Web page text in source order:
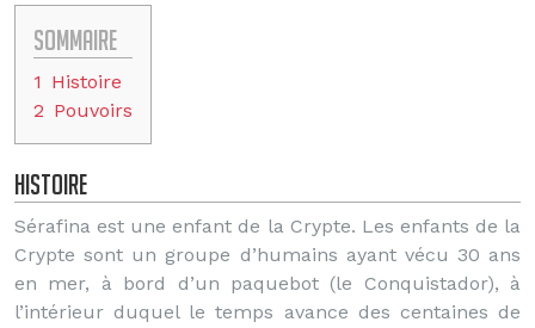
Sommaire
1 Histoire
2 Pouvoirs
Histoire
Sérafina est une enfant de la Crypte. Les enfants de la
Crypte sont un groupe d’humains ayant vécu 30 ans
en mer, à bord d’un paquebot (le Conquistador), à
l’intérieur duquel le temps avance des centaines de